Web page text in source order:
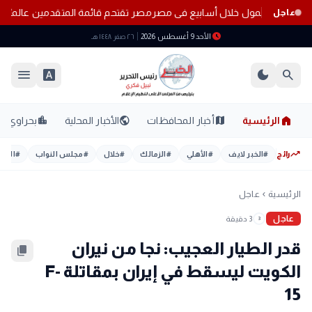
عاجل
خطوط المحمول خلال أسابيع فى مصرمصر تقتحم قائمة المتقدمين عالميًا.. 15 مركزًا جديدًا في حوكمة الذكاء
schedule الأحد 9 أغسطس 2026 ٢٦ صفر ١٤٤٨ هـ
search
dark_mode
font_download
menu
home الرئيسية mapأخبار المحافظات publicالأخبار المحلية location_cityبحراوي
trending_upرائج #الخبر لايف #الأهلي #الزمالك #خلال #مجلس النواب #
الرئيسية chevron_left عاجل
عاجل 3 3 دقيقة
قدر الطيار العجيب: نجا من نيران
الكويت ليسقط في إيران بمقاتلة F-
15
content_copy